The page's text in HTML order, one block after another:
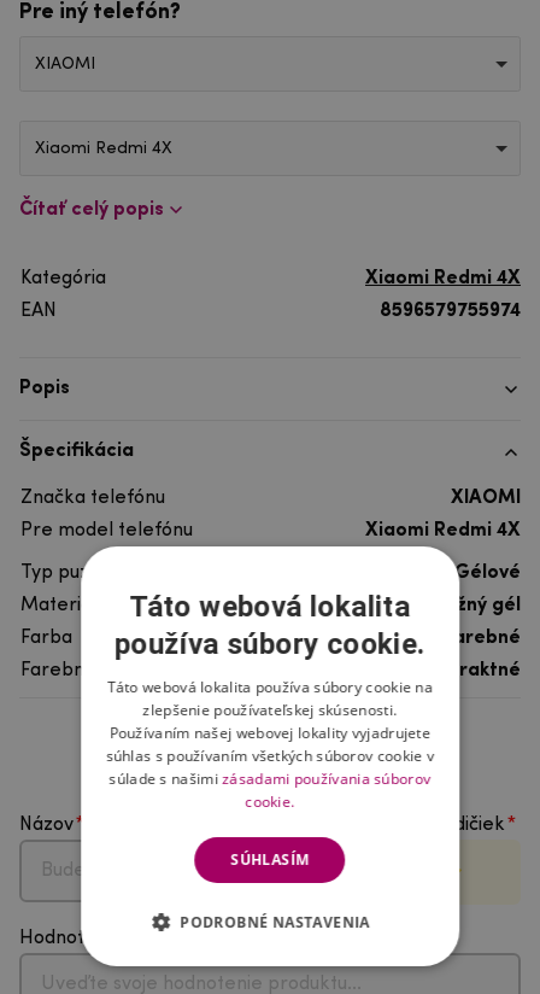
Pre iný telefón?
XIAOMI
Xiaomi Redmi 4X
Čítať celý popis
Kategória
Xiaomi Redmi 4X
EAN
8596579755974
Popis
Špecifikácia
Značka telefónu
XIAOMI
Pre model telefónu
Xiaomi Redmi 4X
Typ puzdra
Gélové
Materiál
pružný gél
Farba
viacfarebné
Farebný motív
Abstraktné
Hodnotenie produktu
Názov Vyberte počet hviezdičiek
Hodnotenie
Táto webová lokalita
používa súbory cookie.
Táto webová lokalita používa súbory cookie na
zlepšenie používateľskej skúsenosti.
Používaním našej webovej lokality vyjadrujete
súhlas s používaním všetkých súborov cookie v
súlade s našimizásadami používania súborov
cookie.
SÚHLASÍM
PODROBNÉ NASTAVENIA